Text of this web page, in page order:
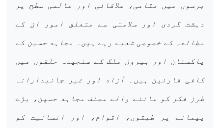
برسوں میں مقامی، علاقائی اور عالمی سطح پر
دہشت گردی اور سلامتی سے متعلق امور ان کے
مطالعہ کے خصوصی شعبے رہے ہیں۔ مجاہد حسین کے
پاکستان اور بیرون ملک کے سنجیدہ حلقوں میں
کافی قارئین ہیں۔ آزاد اور غیر جانبدارانہ
طرز فکر کو ماننے والے مصنف مجاہد حسین، بڑے
پیمانے پر طبقوں، اقوام، اور انسانیت کو